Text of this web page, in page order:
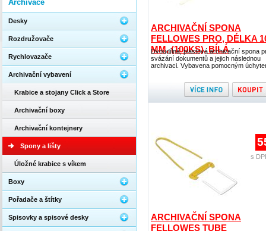
ARCHIVAČNÍ SPONA
FELLOWES PRO, DÉLKA
MM, (100KS), BÍLÁ
Dvoudílná, plastová archivační spona
svázání dokumentů a jejich následnou
archivaci. Vybavena pomocným
ARCHIVAČNÍ SPONA
FELLOWES TUBE
s
Archivace
Desky
Rozdružovače
Rychlovazače
Archivační vybavení
Krabice a stojany Click a Store
Archivační boxy
Archivační kontejnery
Spony a lišty
Úložné krabice s víkem
Boxy
Pořadače a štítky
Spisovky a spisové desky